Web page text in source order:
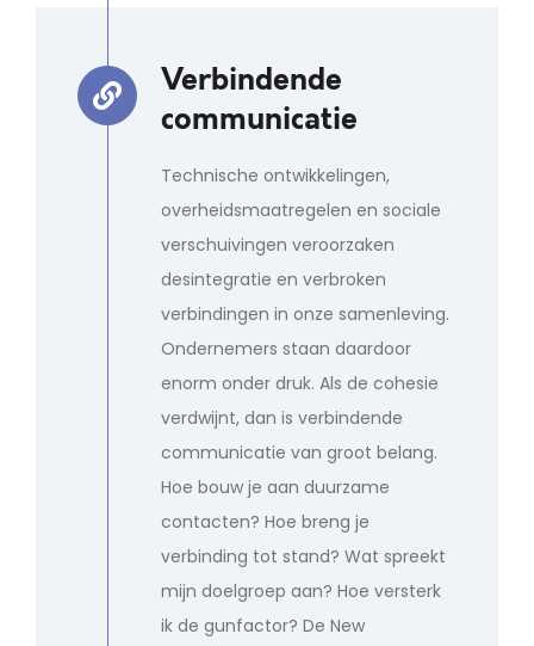
Verbindende
communicatie
Technische ontwikkelingen,
overheidsmaatregelen en sociale
verschuivingen veroorzaken
desintegratie en verbroken
verbindingen in onze samenleving.
Ondernemers staan daardoor
enorm onder druk. Als de cohesie
verdwijnt, dan is verbindende
communicatie van groot belang.
Hoe bouw je aan duurzame
contacten? Hoe breng je
verbinding tot stand? Wat spreekt
mijn doelgroep aan? Hoe versterk
ik de gunfactor? De New